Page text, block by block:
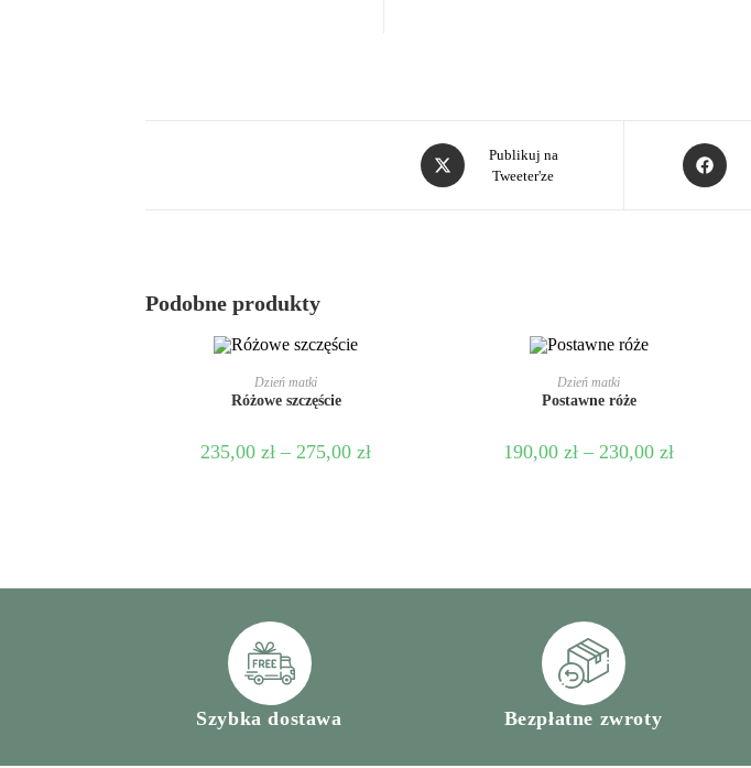
Publikuj na
Tweeter'ze
Podobne produkty
WYBIERZ OPCJE
Dzień matki
Różowe szczęście
235,00 zł – 275,00 zł
WYBIERZ OPCJE
Dzień matki
Postawne róże
190,00 zł – 230,00 zł
Szybka dostawa Bezpłatne zwroty